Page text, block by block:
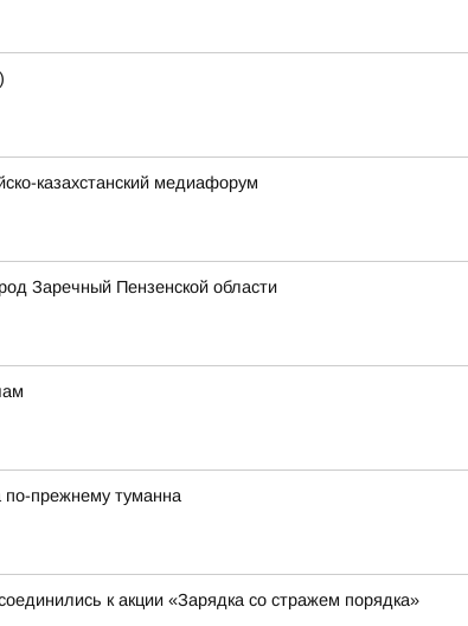
казахстанский медиафорум
Заречный Пензенской области
по-прежнему туманна
к акции «Зарядка со стражем порядка»